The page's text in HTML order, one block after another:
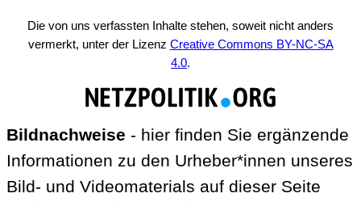
Die von uns verfassten Inhalte stehen, soweit nicht anders
vermerkt, unter der Lizenz Creative Commons BY-NC-SA
4.0.
Bildnachweise - hier finden Sie ergänzende
Informationen zu den Urheber*innen unseres
Bild- und Videomaterials auf dieser Seite